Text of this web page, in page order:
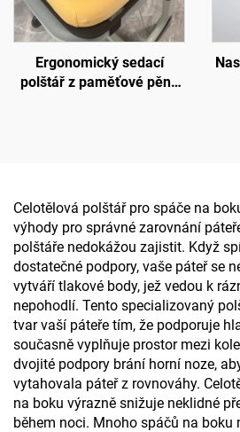
Ergonomický sedací
polštář z paměťové pěny
Celotělová polštář pro spáče na
výhody pro správné zarovnání
polštáře nedokážou zajistit. Když
dostatečné podpory, vaše páteř se
vytváří tlakové body, jež vedou k
nepohodlí. Tento specializovaný
tvar vaší páteře tím, že podporuje
současně vyplňuje prostor mezi
dvojité podpory brání horní noze,
vytahovala páteř z rovnováhy.
na boku výrazně snižuje neklidné
během noci. Mnoho spáčů na boku